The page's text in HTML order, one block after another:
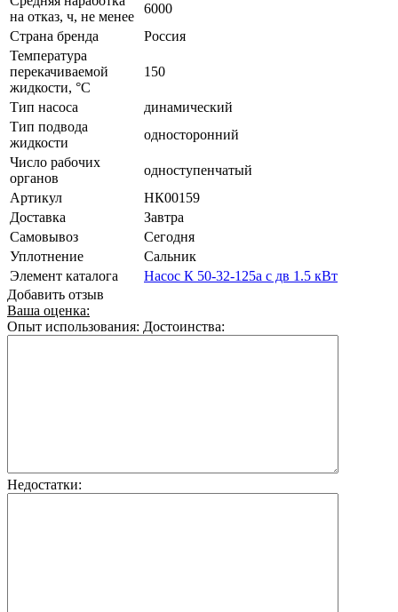
на отказ, ч, не менее
6000
Страна бренда
Россия
Температура
перекачиваемой
жидкости, °C
150
Тип насоса
динамический
Тип подвода
жидкости
односторонний
Число рабочих
органов
одноступенчатый
Артикул
НК00159
Доставка
Завтра
Самовывоз
Сегодня
Уплотнение
Сальник
Элемент каталога
Насос К 50-32-125а с дв 1.5 кВт
Добавить отзыв
Ваша оценка:
Опыт использования: Достоинства:
Недостатки: